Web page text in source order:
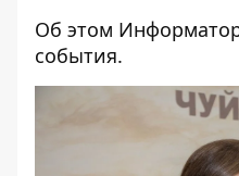
Об этом
события.